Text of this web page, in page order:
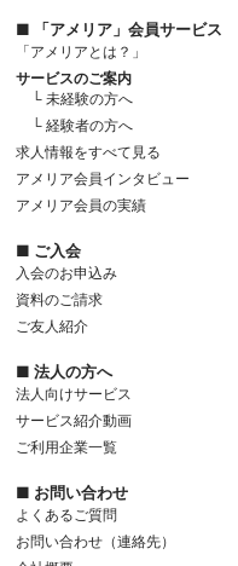
■ 「アメリア」会員サービス
「アメリアとは？」
サービスのご案内
└ 未経験の方へ
└ 経験者の方へ
求人情報をすべて見る
アメリア会員インタビュー
アメリア会員の実績
■ ご入会
入会のお申込み
資料のご請求
ご友人紹介
■ 法人の方へ
法人向けサービス
サービス紹介動画
ご利用企業一覧
■ お問い合わせ
よくあるご質問
お問い合わせ（連絡先）